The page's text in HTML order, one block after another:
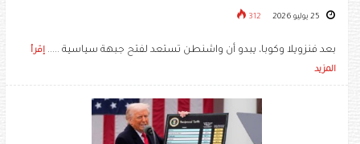
312
بعد فنزويلا وكوبا، يبدو أن واشنطن تستعد لفتح جبهة سياسية ..... إقرأ
المزيد